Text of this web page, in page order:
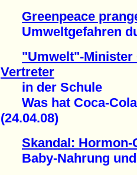
Greenpeace
Umweltgefahren
"Umwelt"-Minister
Vertreter
in der Schule
Was hat Coca-
(24.04.08)
Skandal: Hormon-
Baby-Nahrung und